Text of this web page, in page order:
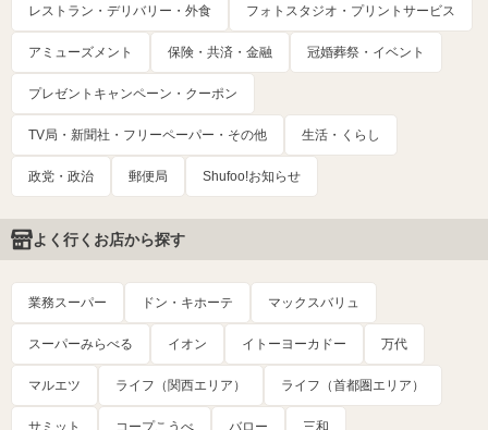
レストラン・デリバリー・外食 フォトスタジオ・プリントサービス
アミューズメント 保険・共済・金融 冠婚葬祭・イベント
プレゼントキャンペーン・クーポン
TV局・新聞社・フリーペーパー・その他 生活・くらし
政党・政治 郵便局 Shufoo!お知らせ
よく行くお店から探す
業務スーパー ドン・キホーテ マックスバリュ
スーパーみらべる イオン イトーヨーカドー 万代
マルエツ ライフ（関西エリア） ライフ（首都圏エリア）
サミット コープこうべ バロー 三和